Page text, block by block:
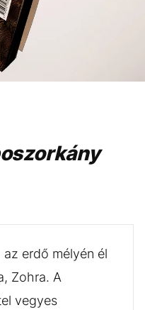
erdő mélyén él
Zohra. A
vegyes